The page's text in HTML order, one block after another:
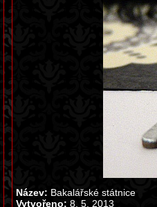
Název: Bakalářské státnice
Vytvořeno: 8. 5. 2013